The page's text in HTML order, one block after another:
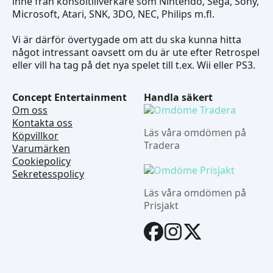
Microsoft, Atari, SNK, 3DO, NEC, Philips m.fl.
Vi är därför övertygade om att du ska kunna hitta
något intressant oavsett om du är ute efter Retrospel
eller vill ha tag på det nya spelet till t.ex. Wii eller PS3.
Concept Entertainment
Om oss
Kontakta oss
Köpvillkor
Varumärken
Cookiepolicy
Sekretesspolicy
Handla säkert
Läs våra omdömen på
Tradera
Läs våra omdömen på
Prisjakt